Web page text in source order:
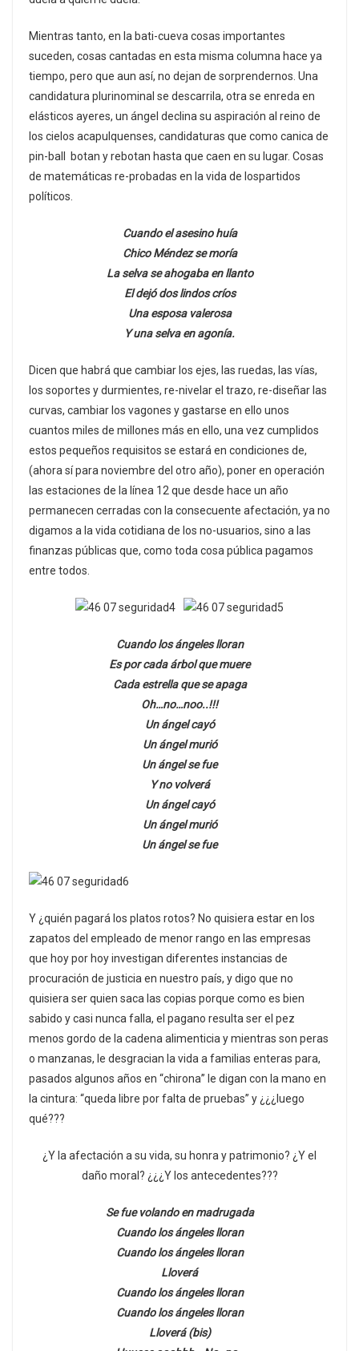
Mientras tanto, en la bati-cueva cosas importantes
suceden, cosas cantadas en esta misma columna hace ya
tiempo, pero que aun así, no dejan de sorprendernos. Una
candidatura plurinominal se descarrila, otra se enreda en
elásticos ayeres, un ángel declina su aspiración al reino de
los cielos acapulquenses, candidaturas que como canica de
pin-ball botan y rebotan hasta que caen en su lugar. Cosas
de matemáticas re-probadas en la vida de lospartidos
políticos.
Cuando el asesino huía
Chico Méndez se moría
La selva se ahogaba en llanto
El dejó dos lindos críos
Una esposa valerosa
Y una selva en agonía.
Dicen que habrá que cambiar los ejes, las ruedas, las vías,
los soportes y durmientes, re-nivelar el trazo, re-diseñar las
curvas, cambiar los vagones y gastarse en ello unos
cuantos miles de millones más en ello, una vez cumplidos
estos pequeños requisitos se estará en condiciones de,
(ahora sí para noviembre del otro año), poner en operación
las estaciones de la línea 12 que desde hace un año
permanecen cerradas con la consecuente afectación, ya no
digamos a la vida cotidiana de los no-usuarios, sino a las
finanzas públicas que, como toda cosa pública pagamos
entre todos.
Cuando los ángeles lloran
Es por cada árbol que muere
Cada estrella que se apaga
Oh…no…noo..!!!
Un ángel cayó
Un ángel murió
Un ángel se fue
Y no volverá
Un ángel cayó
Un ángel murió
Un ángel se fue
Y ¿quién pagará los platos rotos? No quisiera estar en los
zapatos del empleado de menor rango en las empresas
que hoy por hoy investigan diferentes instancias de
procuración de justicia en nuestro país, y digo que no
quisiera ser quien saca las copias porque como es bien
sabido y casi nunca falla, el pagano resulta ser el pez
menos gordo de la cadena alimenticia y mientras son peras
o manzanas, le desgracian la vida a familias enteras para,
pasados algunos años en “chirona” le digan con la mano en
la cintura: “queda libre por falta de pruebas” y ¿¿¿luego
qué???
¿Y la afectación a su vida, su honra y patrimonio? ¿Y el
daño moral? ¿¿¿Y los antecedentes???
Se fue volando en madrugada
Cuando los ángeles lloran
Cuando los ángeles lloran
Lloverá
Cuando los ángeles lloran
Cuando los ángeles lloran
Lloverá (bis)